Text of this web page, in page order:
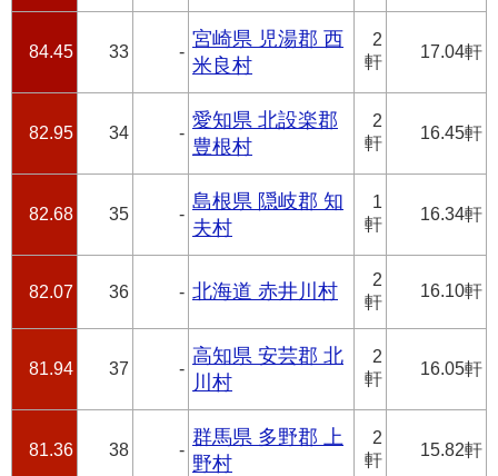
84.45 33 -
宮崎県 児湯郡 西
米良村
2
軒
17.04軒
82.95 34 -
愛知県 北設楽郡
豊根村
2
軒
16.45軒
82.68 35 -
島根県 隠岐郡 知
夫村
1
軒
16.34軒
82.07 36 - 北海道 赤井川村
2
軒
16.10軒
81.94 37 -
高知県 安芸郡 北
川村
2
軒
16.05軒
81.36 38 -
群馬県 多野郡 上
野村
2
軒
15.82軒